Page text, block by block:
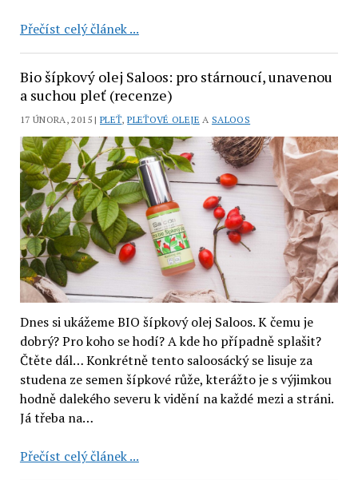
Přečíst celý článek ...Toaletní
Pourri
(recenze)
Bio šípkový olej Saloos: pro stárnoucí, unavenou
a suchou pleť (recenze)
17 ÚNORA, 2015 |PLEŤ,PLEŤOVÉ OLEJE A SALOOS
Dnes si ukážeme BIO šípkový olej Saloos. K čemu je
dobrý? Pro koho se hodí? A kde ho případně splašit?
Čtěte dál… Konkrétně tento saloosácký se lisuje za
studena ze semen šípkové růže, kterážto je s výjimkou
hodně dalekého severu k vidění na každé mezi a stráni.
Já třeba na…
Přečíst celý článek ...Bio